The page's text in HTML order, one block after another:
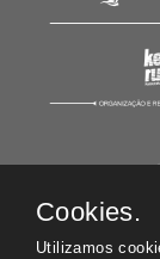
Cookies.
Utilizamos